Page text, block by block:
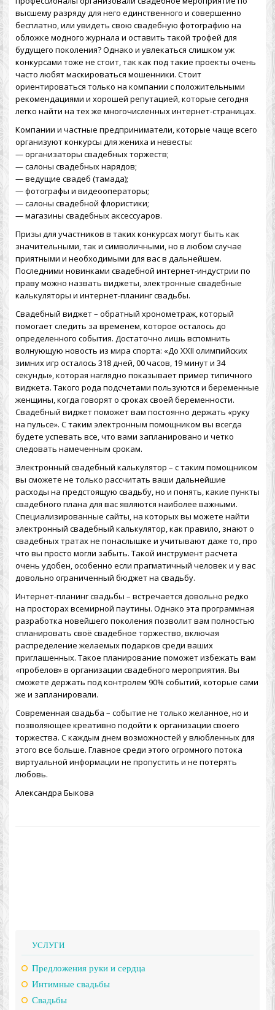
высшему разряду для него единственного и совершенно
бесплатно, или увидеть свою свадебную фотографию на
обложке модного журнала и оставить такой трофей для
будущего поколения? Однако и увлекаться слишком уж
конкурсами тоже не стоит, так как под такие проекты очень
часто любят маскироваться мошенники. Стоит
ориентироваться только на компании с положительными
рекомендациями и хорошей репутацией, которые сегодня
легко найти на тех же многочисленных интернет-страницах.
Компании и частные предприниматели, которые чаще всего
организуют конкурсы для жениха и невесты:
— организаторы свадебных торжеств;
— салоны свадебных нарядов;
— ведущие свадеб (тамада);
— фотографы и видеооператоры;
— салоны свадебной флористики;
— магазины свадебных аксессуаров.
Призы для участников в таких конкурсах могут быть как
значительными, так и символичными, но в любом случае
приятными и необходимыми для вас в дальнейшем.
Последними новинками свадебной интернет-индустрии по
праву можно назвать виджеты, электронные свадебные
калькуляторы и интернет-планинг свадьбы.
Свадебный виджет – обратный хронометраж, который
помогает следить за временем, которое осталось до
определенного события. Достаточно лишь вспомнить
волнующую новость из мира спорта: «До XXII олимпийских
зимних игр осталось 318 дней, 00 часов, 19 минут и 34
секунды», которая наглядно показывает пример типичного
виджета. Такого рода подсчетами пользуются и беременные
женщины, когда говорят о сроках своей беременности.
Свадебный виджет поможет вам постоянно держать «руку
на пульсе». С таким электронным помощником вы всегда
будете успевать все, что вами запланировано и четко
следовать намеченным срокам.
Электронный свадебный калькулятор – с таким помощником
вы сможете не только рассчитать ваши дальнейшие
расходы на предстоящую свадьбу, но и понять, какие пункты
свадебного плана для вас являются наиболее важными.
Специализированные сайты, на которых вы можете найти
электронный свадебный калькулятор, как правило, знают о
свадебных тратах не понаслышке и учитывают даже то, про
что вы просто могли забыть. Такой инструмент расчета
очень удобен, особенно если прагматичный человек и у вас
довольно ограниченный бюджет на свадьбу.
Интернет-планинг свадьбы – встречается довольно редко
на просторах всемирной паутины. Однако эта программная
разработка новейшего поколения позволит вам полностью
спланировать своё свадебное торжество, включая
распределение желаемых подарков среди ваших
приглашенных. Такое планирование поможет избежать вам
«пробелов» в организации свадебного мероприятия. Вы
сможете держать под контролем 90% событий, которые сами
же и запланировали.
Современная свадьба – событие не только желанное, но и
позволяющее креативно подойти к организации своего
торжества. С каждым днем возможностей у влюбленных для
этого все больше. Главное среди этого огромного потока
виртуальной информации не пропустить и не потерять
любовь.
Александра Быкова
УСЛУГИ
Предложения руки и сердца
Интимные свадьбы
Свадьбы